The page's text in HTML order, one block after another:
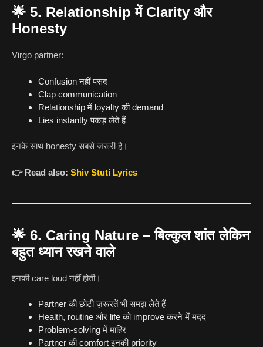
🌟 5. Relationship में Clarity और
Honesty
Virgo partner:
Confusion नहीं पसंद
Clap communication
Relationship में loyalty की demand
Lies instantly पकड़ लेते हैं
इनके साथ honesty सबसे जरूरी है।
👉 Read also: Shiv Stuti Lyrics
🌟 6. Caring Nature – बिल्कुल शांत लेकिन
बहुत ध्यान रखने वाले
इनकी care loud नहीं होती।
Partner की छोटी ज़रूरतें भी समझ लेते हैं
Health, routine और life को improve करने में मदद
Problem-solving में माहिर
Partner की comfort इनकी priority